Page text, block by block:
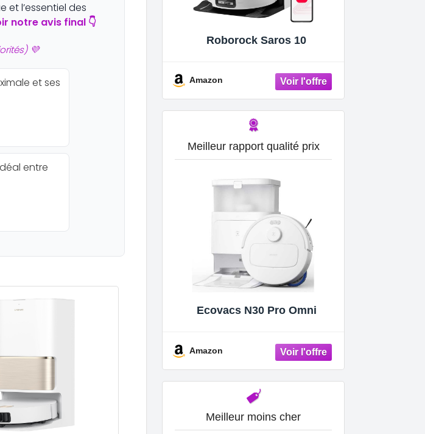
l’essentiel des
notre avis final 👇
💜
et ses
entre
Roborock Saros 10
Amazon
Meilleur rapport qualité prix
Ecovacs N30 Pro Omni
Amazon
Meilleur moins cher